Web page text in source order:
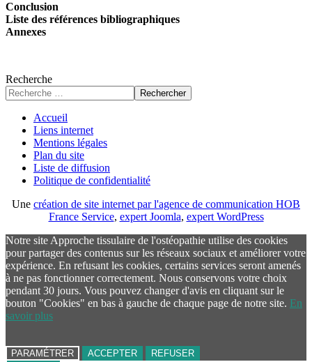
Conclusion
Liste des références bibliographiques
Annexes
Recherche
Rechercher
Accueil
Liens internet
Mentions légales
Plan du site
Liste de diffusion
Politique de confidentialité
Une création de site internet par l'agence de communication HOB
France Service, expert Joomla, expert WordPress
Notre site Approche tissulaire de l'ostéopathie utilise des cookies
pour partager des contenus sur les réseaux sociaux et améliorer votre
expérience. En refusant les cookies, certains services seront amenés
à ne pas fonctionner correctement. Nous conservons votre choix
pendant 30 jours. Vous pouvez changer d'avis en cliquant sur le
bouton "Cookies" en bas à gauche de chaque page de notre site. En
savoir plus
PARAMÉTRER ACCEPTER
REFUSER